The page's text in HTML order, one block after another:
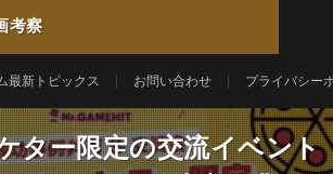
考察
最新トピックス お問い合わせ プライバシー
ター限定の交流イベント